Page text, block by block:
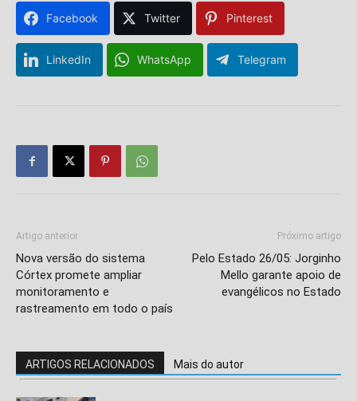
Facebook Twitter Pinterest
LinkedIn WhatsApp Telegram
Artigo anterior
Nova versão do sistema
Córtex promete ampliar
monitoramento e
rastreamento em todo o país
Próximo artigo
Pelo Estado 26/05: Jorginho
Mello garante apoio de
evangélicos no Estado
ARTIGOS RELACIONADOS Mais do autor